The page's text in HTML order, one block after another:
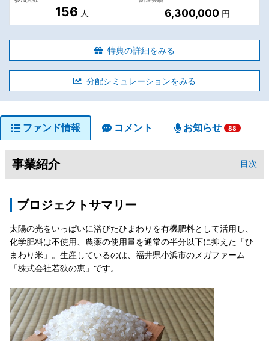
156 人 6,300,000円
特典の詳細をみる
分配シミュレーションをみる
ファンド情報 コメント お知らせ 88
事業紹介 目次
プロジェクトサマリー
太陽の光をいっぱいに浴びたひまわりを有機肥料として活用し、
化学肥料は不使用、農薬の使用量を通常の半分以下に抑えた「ひ
まわり米」。生産しているのは、福井県小浜市のメガファーム
「株式会社若狭の恵」です。